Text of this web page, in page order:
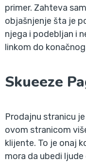
primer. Zahteva
objašnjenje šta je
njega i podebljan i
linkom do
Skueeze
Prodajnu stranicu
ovom stranicom
klijente. To je onaj
mora da ubedi